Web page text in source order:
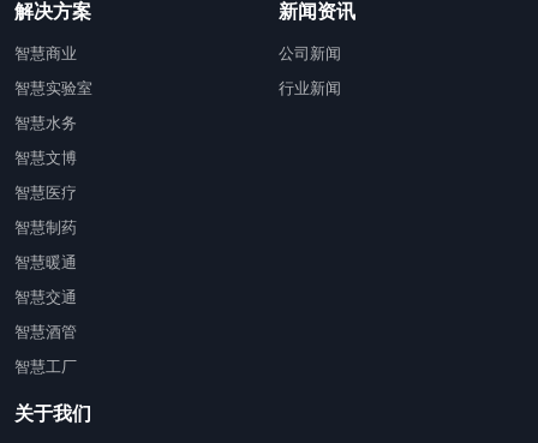
解决方案
智慧商业
智慧实验室
智慧水务
智慧文博
智慧医疗
智慧制药
智慧暖通
智慧交通
智慧酒管
智慧工厂
新闻资讯
公司新闻
行业新闻
关于我们